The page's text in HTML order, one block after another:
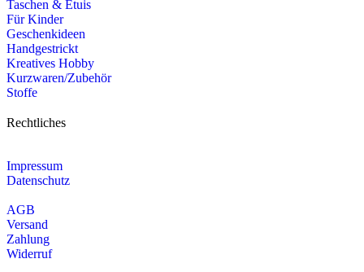
Taschen & Etuis
Für Kinder
Geschenkideen
Handgestrickt
Kreatives Hobby
Kurzwaren/Zubehör
Stoffe
Rechtliches
Impressum
Datenschutz
AGB
Versand
Zahlung
Widerruf